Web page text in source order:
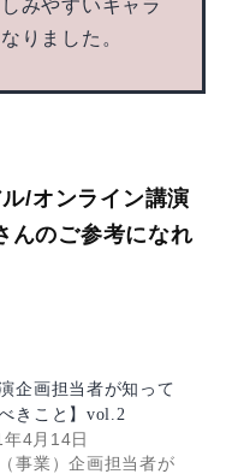
みやすいキャラ
なりました。
/オンライン講演
んのご参考になれ
演企画担当者が知って
きこと】vol.2
4月14日
事業）企画担当者が